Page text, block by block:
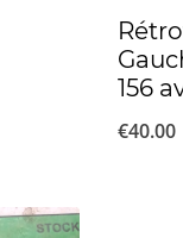
156
€40.00